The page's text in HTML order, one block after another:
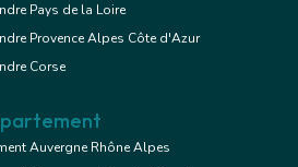
Pays de la Loire
Provence Alpes Côte d'Azur
Corse
Auvergne Rhône Alpes